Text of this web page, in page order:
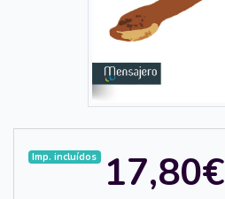
Imp. incluídos 17,80€